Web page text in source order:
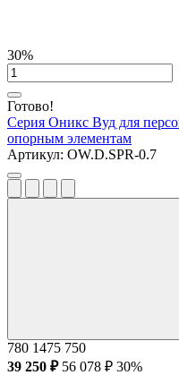
30%
Готово!
Серия Оникс Вуд для
опорным элементам
Артикул: OW.D.SPR-0.7
780 1475 750
39 250 ₽ 56 078 ₽ 30%